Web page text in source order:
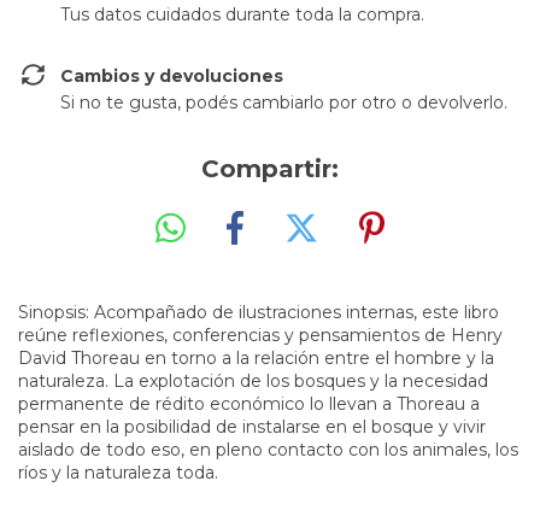
Tus datos cuidados durante toda la compra.
Cambios y devoluciones
Si no te gusta, podés cambiarlo por otro o devolverlo.
Compartir:
Sinopsis: Acompañado de ilustraciones internas, este libro
reúne reflexiones, conferencias y pensamientos de Henry
David Thoreau en torno a la relación entre el hombre y la
naturaleza. La explotación de los bosques y la necesidad
permanente de rédito económico lo llevan a Thoreau a
pensar en la posibilidad de instalarse en el bosque y vivir
aislado de todo eso, en pleno contacto con los animales, los
ríos y la naturaleza toda.